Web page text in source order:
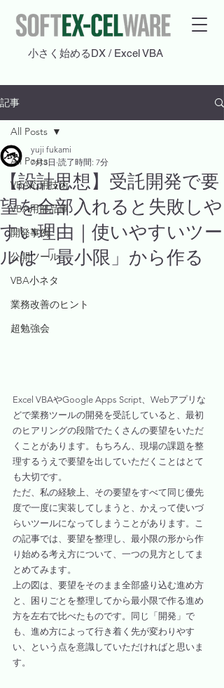
​小さく始めるDX / Excel VBA
記事
All Posts
VBA応用技術
VBA用部品庫
開発事例
公開ツール
VBA小ネタ
業務改善のヒント
超勉強会
All Posts
【設計思想】受託開発で要
望を全部入れると失敗しや
すい理由｜使いやすいツー
ルは「最小限」から作る
yuji fukami
7月3日 読了時間: 7分
Excel VBAやGoogle Apps Script、Webアプリな
どで業務ツールの開発を受託していると、最初
のヒアリングの段階でたくさんの要望をいただ
くことがあります。もちろん、現場の課題を整
理するうえで要望を出していただくことはとて
も大切です。
ただ、私の経験上、その要望をすべて同じ優先
度で一度に実装してしまうと、かえって使いづ
らいツールになってしまうことがあります。こ
の記事では、要望を整理し、最小限の形から作
り始める考え方について、一つの見方としてま
とめてみます。
上の図は、要望をそのまま全部盛り込む進め方
と、困りごとを整理してから最小限で作る進め
方を左右で比べたものです。同じ「開発」で
も、進め方によって行き着く先が変わりやす
い、という点を意識していただければと思いま
す。